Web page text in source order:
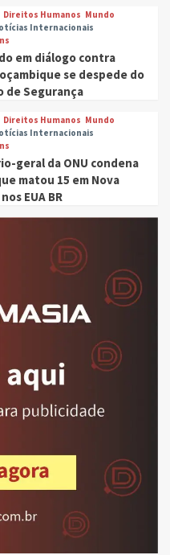
Direitos Humanos Mundo
Internacionais
em diálogo contra
se despede do
de Segurança
Direitos Humanos Mundo
Internacionais
geral da ONU condena
matou 15 em Nova
EUA BR